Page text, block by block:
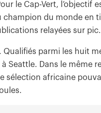
le Cap-Vert, l’objectif
du monde en
relayées sur
parmi les huit
Seattle. Dans le même
sélection africaine